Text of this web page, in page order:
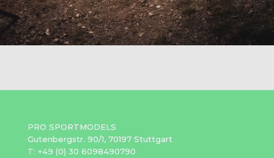
PRO SPORTMODELS
Gutenbergstr. 90/1, 70197 Stuttgart
T: +49 (0) 30 6098490790